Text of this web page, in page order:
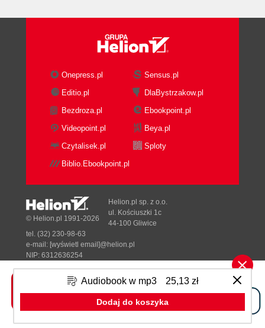
Audiobook w mp3 25,13 zł
Dodaj do koszyka
Onepress.pl
Sensus.pl
Editio.pl
DlaBystrzakow.pl
Bezdroza.pl
Ebookpoint.pl
Videopoint.pl
Beya.pl
Czytalisek.pl
Sploty
Biblio.Ebookpoint.pl
Designed with ♥ byTonik.pl
© Helion.pl 1991-2026
Helion.pl sp. z o.o.
ul. Kościuszki 1c
44-100 Gliwice
tel. (32) 230-98-63
e-mail: [wyświetl email]@helion.pl
NIP: 6312636254